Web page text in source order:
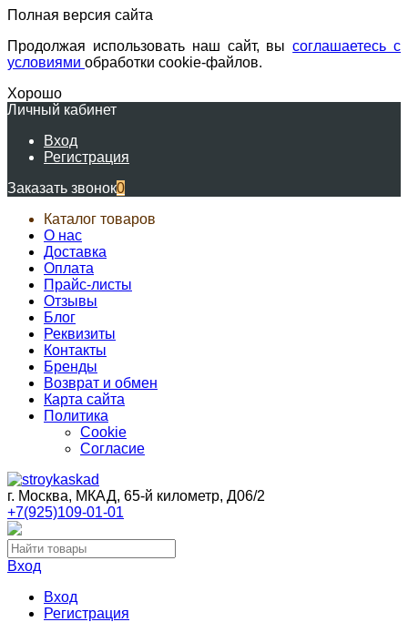
Полная версия сайта
Продолжая использовать наш сайт, высоглашаетесь с
условиями обработки cookie-файлов.
Хорошо
Личный кабинет
Вход
Регистрация
Заказать звонок0
Каталог товаров
О нас
Доставка
Оплата
Прайс-листы
Отзывы
Блог
Реквизиты
Контакты
Бренды
Возврат и обмен
Карта сайта
Политика
Cookie
Согласие
г. Москва, МКАД, 65-й километр, Д06/2
+7(925)109-01-01
Вход
Вход
Регистрация